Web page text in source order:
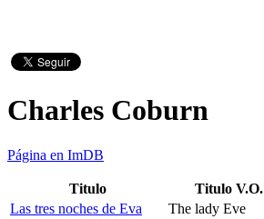
Charles Coburn
Página en ImDB
Titulo Titulo V.O.
Las tres noches de Eva
The lady Eve